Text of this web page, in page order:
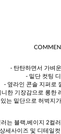
- 탄탄하면서 가벼
- 밑단 컷팅
- 옆라인 콘솔 지퍼로
니한 기장감으로 롱한
는 밑단으로 허벅지
러는 블랙,베이지 2컬
상세사이즈 및 디테일